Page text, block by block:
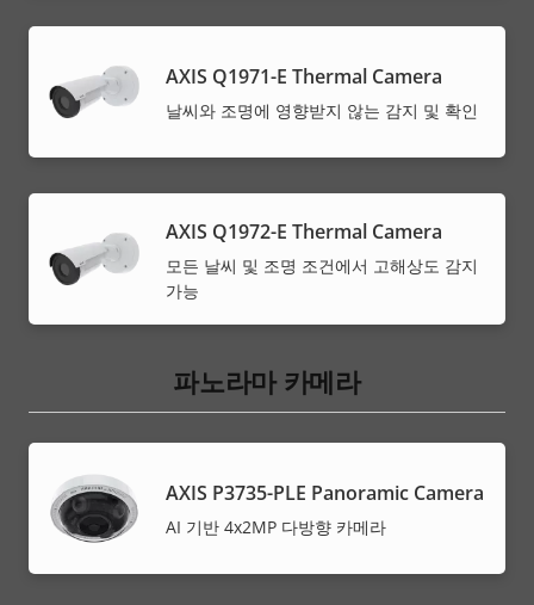
AXIS Q1971-E Thermal Camera
날씨와 조명에 영향받지 않는 감지 및 확인
AXIS Q1972-E Thermal Camera
모든 날씨 및 조명 조건에서 고해상도 감지
가능
파노라마 카메라
AXIS P3735-PLE Panoramic Camera
AI 기반 4x2MP 다방향 카메라